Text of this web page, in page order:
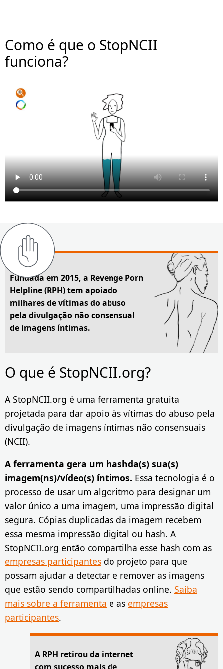
Como é que o StopNCII
funciona?
Fundada em 2015, a Revenge Porn
Helpline (RPH) tem apoiado
milhares de vítimas do abuso
pela divulgação não consensual
de imagens íntimas.
O que é StopNCII.org?
A StopNCII.org é uma ferramenta gratuita
projetada para dar apoio às vítimas do abuso pela
divulgação de imagens íntimas não consensuais
(NCII).
A ferramenta gera um hashda(s) sua(s)
imagem(ns)/vídeo(s) íntimos. Essa tecnologia é o
processo de usar um algoritmo para designar um
valor único a uma imagem, uma impressão digital
segura. Cópias duplicadas da imagem recebem
essa mesma impressão digital ou hash. A
StopNCII.org então compartilha esse hash com as
empresas participantes do projeto para que
possam ajudar a detectar e remover as imagens
que estão sendo compartilhadas online. Saiba
mais sobre a ferramenta e as empresas
participantes.
A RPH retirou da internet
com sucesso mais de